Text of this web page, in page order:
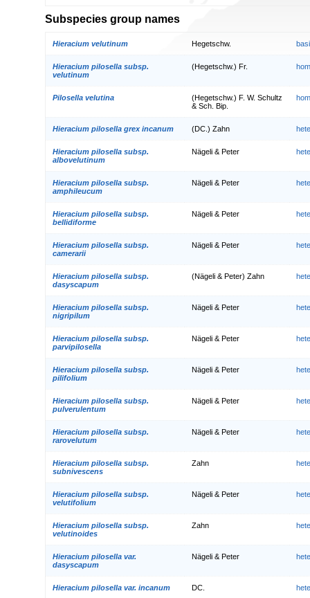
Subspecies group names
Hieracium velutinum Hegetschw.
Hieracium pilosella subsp.
velutinum
(Hegetschw.) Fr.
Pilosella velutina
(Hegetschw.) F. W. Schultz
& Sch. Bip.
Hieracium pilosella grex incanum (DC.) Zahn
Hieracium pilosella subsp.
albovelutinum
Nägeli & Peter
Hieracium pilosella subsp.
amphileucum
Nägeli & Peter
Hieracium pilosella subsp.
bellidiforme
Nägeli & Peter
Hieracium pilosella subsp.
camerarii
Nägeli & Peter
Hieracium pilosella subsp.
dasyscapum
(Nägeli & Peter) Zahn
Hieracium pilosella subsp.
nigripilum
Nägeli & Peter
Hieracium pilosella subsp.
parvipilosella
Nägeli & Peter
Hieracium pilosella subsp.
pilifolium
Nägeli & Peter
Hieracium pilosella subsp.
pulverulentum
Nägeli & Peter
Hieracium pilosella subsp.
rarovelutum
Nägeli & Peter
Hieracium pilosella subsp.
subnivescens
Zahn
Hieracium pilosella subsp.
velutifolium
Nägeli & Peter
Hieracium pilosella subsp.
velutinoides
Zahn
Hieracium pilosella var.
dasyscapum
Nägeli & Peter
Hieracium pilosella var. incanum DC.